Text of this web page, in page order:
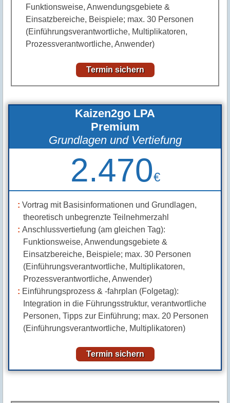
Funktionsweise, Anwendungsgebiete &
Einsatzbereiche, Beispiele; max. 30 Personen
(Einführungsverantwortliche, Multiplikatoren,
Prozessverantwortliche, Anwender)
Termin sichern
Kaizen2go LPA
Premium
Grundlagen und Vertiefung
2.470€
Vortrag mit Basisinformationen und Grundlagen,
theoretisch unbegrenzte Teilnehmerzahl
Anschlussvertiefung (am gleichen Tag):
Funktionsweise, Anwendungsgebiete &
Einsatzbereiche, Beispiele; max. 30 Personen
(Einführungsverantwortliche, Multiplikatoren,
Prozessverantwortliche, Anwender)
Einführungsprozess & -fahrplan (Folgetag):
Integration in die Führungsstruktur, verantwortliche
Personen, Tipps zur Einführung; max. 20 Personen
(Einführungsverantwortliche, Multiplikatoren)
Termin sichern